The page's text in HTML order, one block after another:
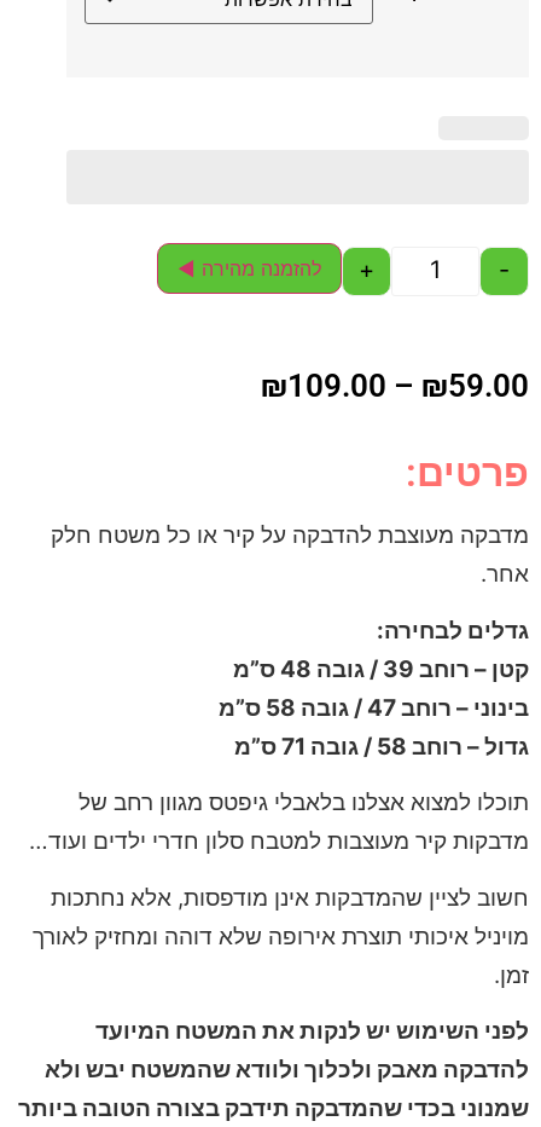
-
+ להזמנה מהירה ◄
₪59.00
–
₪109.00
פרטים:
מדבקה מעוצבת להדבקה על קיר או כל משטח חלק
אחר.
גדלים לבחירה:
קטן – רוחב 39 / גובה 48 ס”מ
בינוני – רוחב 47 / גובה 58 ס”מ
גדול – רוחב 58 / גובה 71 ס”מ
תוכלו למצוא אצלנו בלאבלי גיפטס מגוון רחב של
מדבקות קיר מעוצבות למטבח סלון חדרי ילדים ועוד…
חשוב לציין שהמדבקות אינן מודפסות, אלא נחתכות
מויניל איכותי תוצרת אירופה שלא דוהה ומחזיק לאורך
זמן.
לפני השימוש יש לנקות את המשטח המיועד
להדבקה מאבק ולכלוך ולוודא שהמשטח יבש ולא
שמנוני בכדי שהמדבקה תידבק בצורה הטובה ביותר